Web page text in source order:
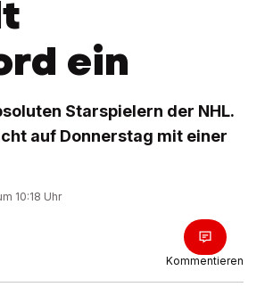
ein
Starspielern der NHL.
auf Donnerstag mit einer
10:18 Uhr
Kommentieren